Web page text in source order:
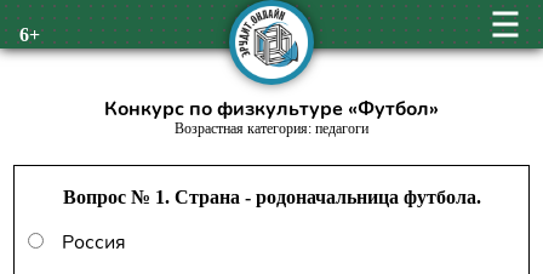
6+
Конкурс по физкультуре «Футбол»
Возрастная категория: педагоги
Вопрос № 1. Страна - родоначальница футбола.
Россия